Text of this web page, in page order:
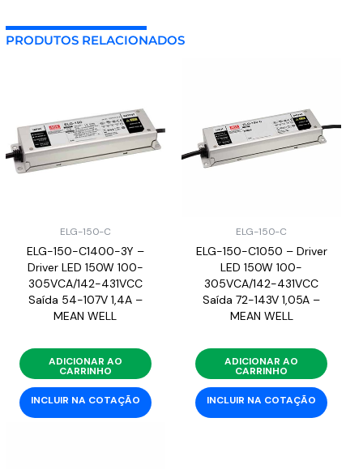
PRODUTOS RELACIONADOS
ELG-150-C
ELG-150-C1400-3Y –
Driver LED 150W 100-
305VCA/142-431VCC
Saída 54-107V 1,4A –
MEAN WELL
ADICIONAR AO
CARRINHO
INCLUIR NA COTAÇÃO
ELG-150-C
ELG-150-C1050 – Driver
LED 150W 100-
305VCA/142-431VCC
Saída 72-143V 1,05A –
MEAN WELL
ADICIONAR AO
CARRINHO
INCLUIR NA COTAÇÃO